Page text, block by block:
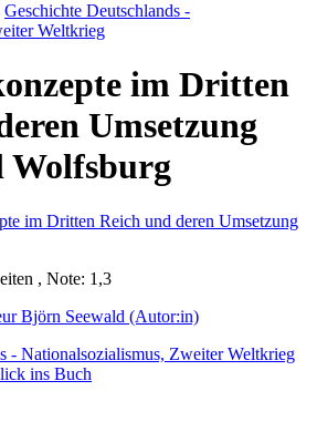
Geschichte Deutschlands -
Weltkrieg
im Dritten
Umsetzung
Wolfsburg
, Note: 1,3
Björn Seewald (Autor:in)
- Nationalsozialismus, Zweiter Weltkrieg
ins Buch